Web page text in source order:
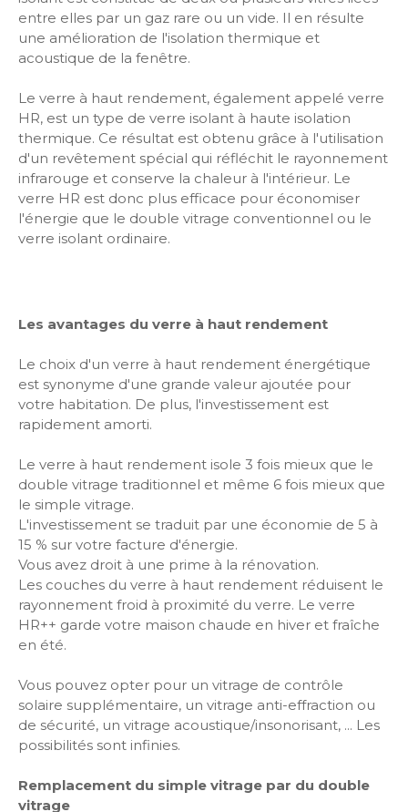
entre elles par un gaz rare ou un vide. Il en résulte
une amélioration de l'isolation thermique et
acoustique de la fenêtre.
Le verre à haut rendement, également appelé verre
HR, est un type de verre isolant à haute isolation
thermique. Ce résultat est obtenu grâce à l'utilisation
d'un revêtement spécial qui réfléchit le rayonnement
infrarouge et conserve la chaleur à l'intérieur. Le
verre HR est donc plus efficace pour économiser
l'énergie que le double vitrage conventionnel ou le
verre isolant ordinaire.
Les avantages du verre à haut rendement
Le choix d'un verre à haut rendement énergétique
est synonyme d'une grande valeur ajoutée pour
votre habitation. De plus, l'investissement est
rapidement amorti.
Le verre à haut rendement isole 3 fois mieux que le
double vitrage traditionnel et même 6 fois mieux que
le simple vitrage.
L'investissement se traduit par une économie de 5 à
15 % sur votre facture d'énergie.
Vous avez droit à une prime à la rénovation.
Les couches du verre à haut rendement réduisent le
rayonnement froid à proximité du verre. Le verre
HR++ garde votre maison chaude en hiver et fraîche
en été.
Vous pouvez opter pour un vitrage de contrôle
solaire supplémentaire, un vitrage anti-effraction ou
de sécurité, un vitrage acoustique/insonorisant, ... Les
possibilités sont infinies.
Remplacement du simple vitrage par du double
vitrage